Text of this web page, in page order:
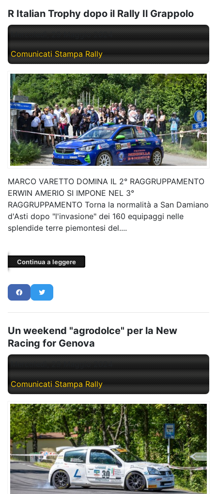
R Italian Trophy dopo il Rally Il Grappolo
Mercoledì, 29 Maggio 2024
Comunicati Stampa Rally
MARCO VARETTO DOMINA IL 2° RAGGRUPPAMENTO
ERWIN AMERIO SI IMPONE NEL 3°
RAGGRUPPAMENTO Torna la normalità a San Damiano
d'Asti dopo "l'invasione" dei 160 equipaggi nelle
splendide terre piemontesi del....
Continua a leggere
Un weekend "agrodolce" per la New
Racing for Genova
Mercoledì, 29 Maggio 2024
Comunicati Stampa Rally